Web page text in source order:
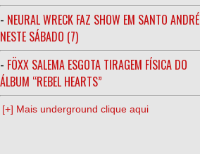
- NEURAL WRECK FAZ SHOW EM SANTO ANDRÉ
NESTE SÁBADO (7)
- FÖXX SALEMA ESGOTA TIRAGEM FÍSICA DO
ÁLBUM “REBEL HEARTS”
[+] Mais underground clique aqui